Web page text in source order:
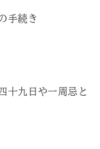
手続き
十九日や一周忌と